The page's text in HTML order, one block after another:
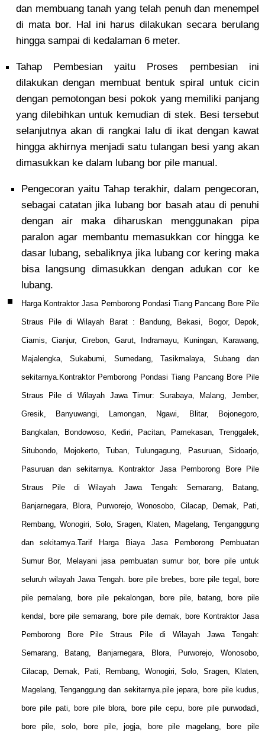
dan membuang tanah yang telah penuh dan menempel
di mata bor. Hal ini harus dilakukan secara berulang
hingga sampai di kedalaman 6 meter.
Tahap Pembesian yaitu Proses pembesian ini
dilakukan dengan membuat bentuk spiral untuk cicin
dengan pemotongan besi pokok yang memiliki panjang
yang dilebihkan untuk kemudian di stek. Besi tersebut
selanjutnya akan di rangkai lalu di ikat dengan kawat
hingga akhirnya menjadi satu tulangan besi yang akan
dimasukkan ke dalam lubang bor pile manual.
Pengecoran yaitu Tahap terakhir, dalam pengecoran,
sebagai catatan jika lubang bor basah atau di penuhi
dengan air maka diharuskan menggunakan pipa
paralon agar membantu memasukkan cor hingga ke
dasar lubang, sebaliknya jika lubang cor kering maka
bisa langsung dimasukkan dengan adukan cor ke
lubang.
Harga Kontraktor Jasa Pemborong Pondasi Tiang Pancang Bore Pile
Straus Pile di Wilayah Barat : Bandung, Bekasi, Bogor, Depok,
Ciamis, Cianjur, Cirebon, Garut, Indramayu, Kuningan, Karawang,
Majalengka, Sukabumi, Sumedang, Tasikmalaya, Subang dan
sekitarnya.Kontraktor Pemborong Pondasi Tiang Pancang Bore Pile
Straus Pile di Wilayah Jawa Timur: Surabaya, Malang, Jember,
Gresik, Banyuwangi, Lamongan, Ngawi, Blitar, Bojonegoro,
Bangkalan, Bondowoso, Kediri, Pacitan, Pamekasan, Trenggalek,
Situbondo, Mojokerto, Tuban, Tulungagung, Pasuruan, Sidoarjo,
Pasuruan dan sekitarnya. Kontraktor Jasa Pemborong Bore Pile
Straus Pile di Wilayah Jawa Tengah: Semarang, Batang,
Banjarnegara, Blora, Purworejo, Wonosobo, Cilacap, Demak, Pati,
Rembang, Wonogiri, Solo, Sragen, Klaten, Magelang, Tenganggung
dan sekitarnya.Tarif Harga Biaya Jasa Pemborong Pembuatan
Sumur Bor, Melayani jasa pembuatan sumur bor, bore pile untuk
seluruh wilayah Jawa Tengah. bore pile brebes, bore pile tegal, bore
pile pemalang, bore pile pekalongan, bore pile, batang, bore pile
kendal, bore pile semarang, bore pile demak, bore Kontraktor Jasa
Pemborong Bore Pile Straus Pile di Wilayah Jawa Tengah:
Semarang, Batang, Banjarnegara, Blora, Purworejo, Wonosobo,
Cilacap, Demak, Pati, Rembang, Wonogiri, Solo, Sragen, Klaten,
Magelang, Tenganggung dan sekitarnya.pile jepara, bore pile kudus,
bore pile pati, bore pile blora, bore pile cepu, bore pile purwodadi,
bore pile, solo, bore pile, jogja, bore pile magelang, bore pile